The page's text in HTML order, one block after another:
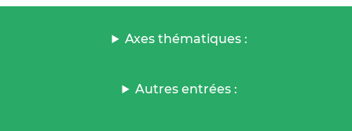
Axes thématiques :
Autres entrées :